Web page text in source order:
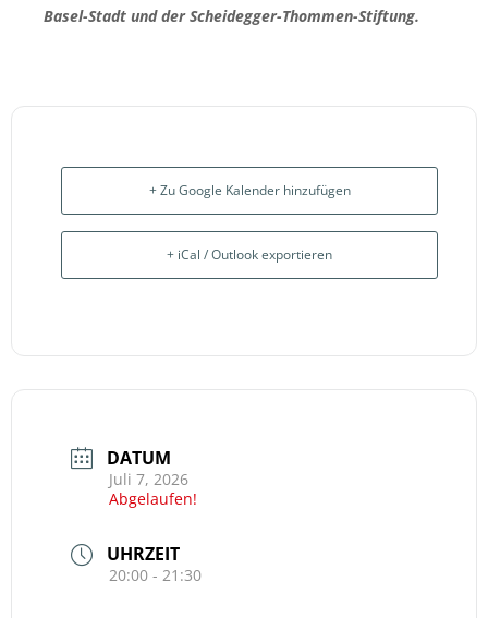
Basel-Stadt und der Scheidegger-Thommen-Stiftung.
+ Zu Google Kalender hinzufügen
+ iCal / Outlook exportieren
DATUM
Juli 7, 2026
Abgelaufen!
UHRZEIT
20:00 - 21:30